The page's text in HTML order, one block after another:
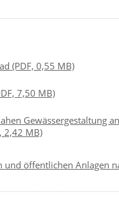
(PDF, 0,55 MB)
7,50 MB)
Gewässergestaltung
2,42 MB)
und öffentlichen Anlagen